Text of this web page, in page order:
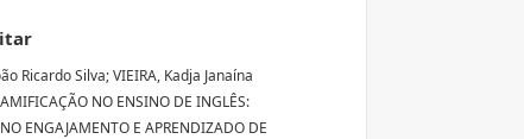
Ricardo Silva; VIEIRA, Kadja Janaína
NO ENSINO DE INGLÊS:
ENGAJAMENTO E APRENDIZADO DE